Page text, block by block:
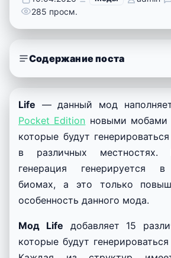
285 просм.
Содержание поста
Life — данный мод
Pocket Edition новыми мобами
которые будут
в различных местностях.
генерация генерируется в
биомах, а это только
особенность данного мода.
Мод Life добавляет 15
которые будут